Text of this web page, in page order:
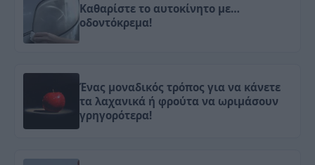
Καθαρίστε το αυτοκίνητο με…
οδοντόκρεμα!
Ένας μοναδικός τρόπος για να κάνετε
τα λαχανικά ή φρούτα να ωριμάσουν
γρηγορότερα!